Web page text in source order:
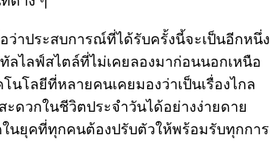
ว่าประสบการณ์ที่ได้รับครั้งนี้จะเป็นอีกหนึ่ง
ไลฟ์สไตล์ที่ไม่เคยลองมาก่อนนอกเหนือ
นโลยีที่หลายคนเคยมองว่าเป็นเรื่องไกล
ดวกในชีวิตประจำวันได้อย่างง่ายดาย
นยุคที่ทุกคนต้องปรับตัวให้พร้อมรับทุกการ